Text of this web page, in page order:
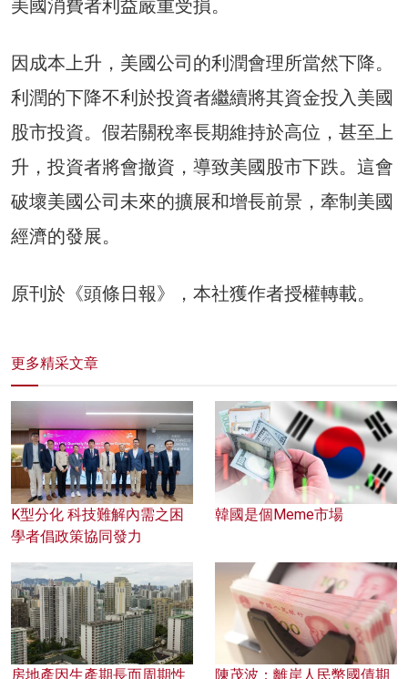
美國消費者利益嚴重受損。
因成本上升，美國公司的利潤會理所當然下降。
利潤的下降不利於投資者繼續將其資金投入美國
股市投資。假若關稅率長期維持於高位，甚至上
升，投資者將會撤資，導致美國股市下跌。這會
破壞美國公司未來的擴展和增長前景，牽制美國
經濟的發展。
原刊於《頭條日報》，本社獲作者授權轉載。
更多精采文章
K型分化 科技難解內需之困
學者倡政策協同發力
韓國是個Meme市場
房地產因生產期長而周期性 陳茂波：離岸人民幣國債期